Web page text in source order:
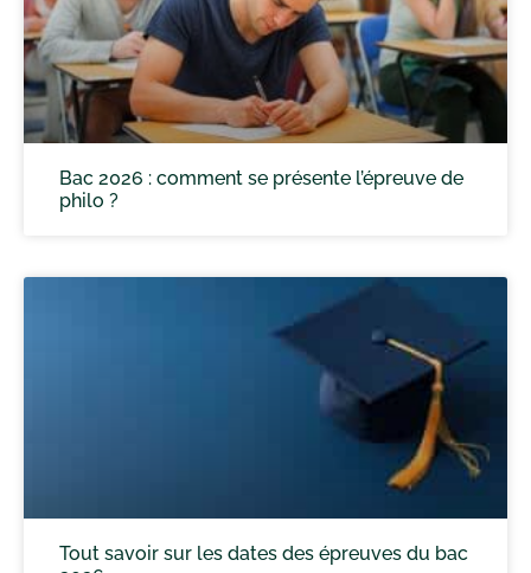
Bac 2026 : comment se présente l’épreuve de
philo ?
Tout savoir sur les dates des épreuves du bac